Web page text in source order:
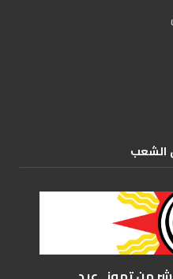
الشعب